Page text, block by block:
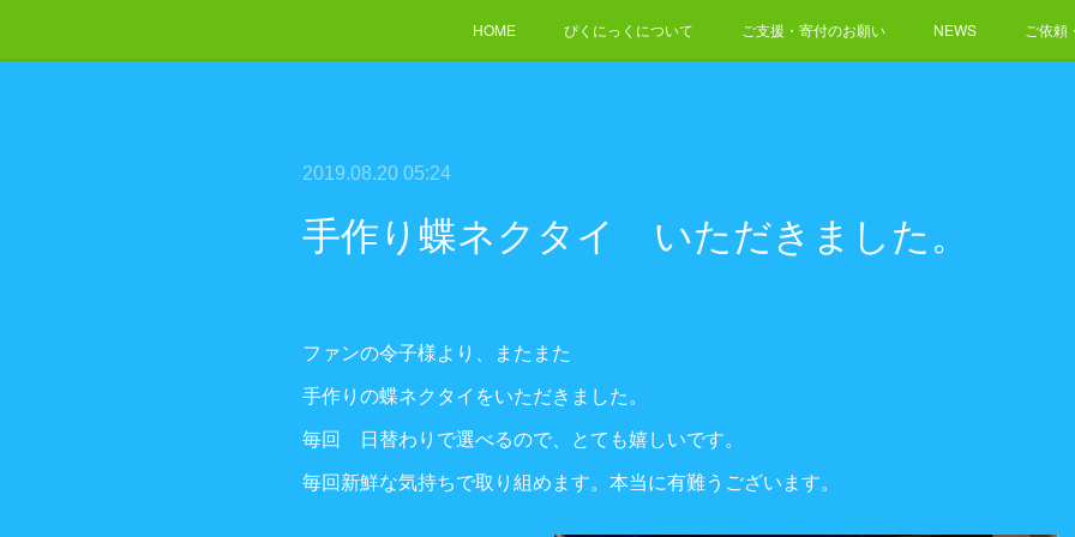
HOME ぴくにっくについて ご支援・寄付のお願い NEWS ご依頼
2019.08.20 05:24
手作り蝶ネクタイ いただきました。
ファンの令子様より、またまた
手作りの蝶ネクタイをいただきました。
毎回 日替わりで選べるので、とても嬉しいです。
毎回新鮮な気持ちで取り組めます。本当に有難うございます。